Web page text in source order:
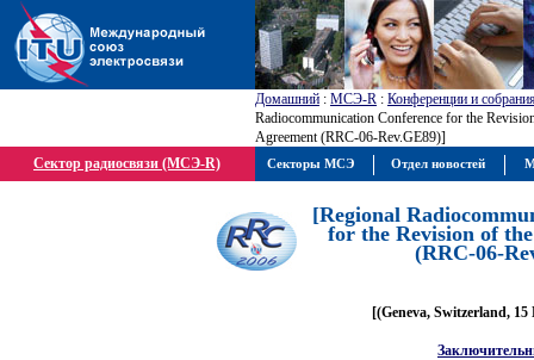
Домашний : МСЭ-R : Конференции и
Radiocommunication Conference for the
Agreement (RRC-06-Rev.GE89)]
Сектор радиосвязи (МСЭ-R)
[Regional
for the Revision of
(RRC-06-
[(Geneva, Switzerland, 15
Секторы МСЭ Отдел новостей